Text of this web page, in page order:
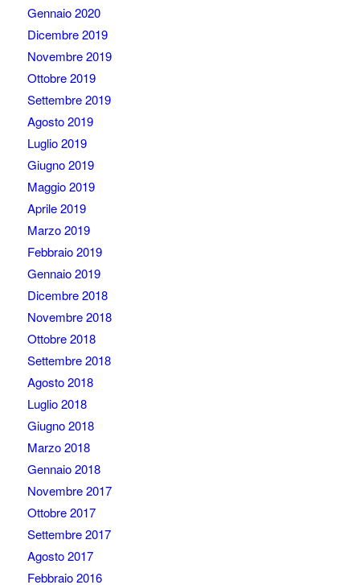
Gennaio 2020
Dicembre 2019
Novembre 2019
Ottobre 2019
Settembre 2019
Agosto 2019
Luglio 2019
Giugno 2019
Maggio 2019
Aprile 2019
Marzo 2019
Febbraio 2019
Gennaio 2019
Dicembre 2018
Novembre 2018
Ottobre 2018
Settembre 2018
Agosto 2018
Luglio 2018
Giugno 2018
Marzo 2018
Gennaio 2018
Novembre 2017
Ottobre 2017
Settembre 2017
Agosto 2017
Febbraio 2016